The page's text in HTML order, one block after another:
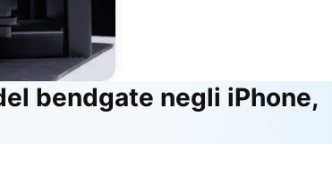
bendgate negli iPhone,